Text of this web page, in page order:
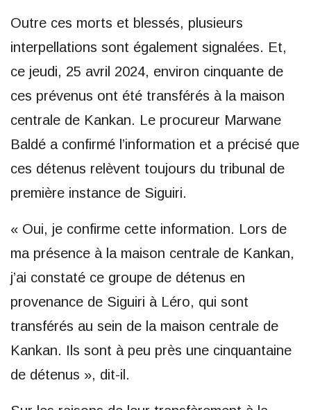
Outre ces morts et blessés, plusieurs
interpellations sont également signalées. Et,
ce jeudi, 25 avril 2024, environ cinquante de
ces prévenus ont été transférés à la maison
centrale de Kankan. Le procureur Marwane
Baldé a confirmé l’information et a précisé que
ces détenus relèvent toujours du tribunal de
première instance de Siguiri.
« Oui, je confirme cette information. Lors de
ma présence à la maison centrale de Kankan,
j’ai constaté ce groupe de détenus en
provenance de Siguiri à Léro, qui sont
transférés au sein de la maison centrale de
Kankan. Ils sont à peu près une cinquantaine
de détenus », dit-il.